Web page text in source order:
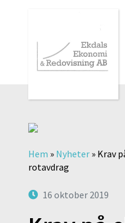
Hem » Nyheter » Krav
rotavdrag
16 oktober 2019